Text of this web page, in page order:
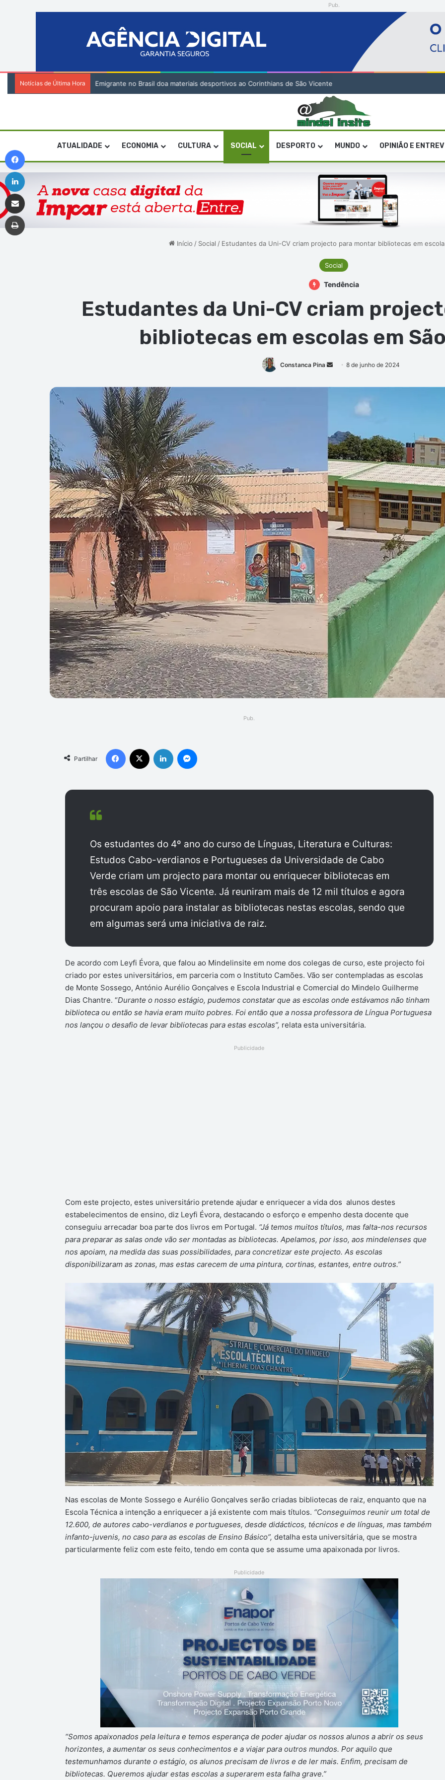
Pub.
Notícias de Última Hora Emigrante no Brasil doa materiais desportivos ao Corinthians de São Vicente
ATUALIDADE ECONOMIA CULTURA SOCIAL DESPORTO MUNDO OPINIÃO E
Início / Social / Estudantes da Uni-CV criam projecto para montar bibliotecas em
Social
Tendência
Estudantes da Uni-CV criam
bibliotecas em escolas em
Constanca Pina
Mande
e-
8 de junho de 2024
Pub.
Partilhar
Facebook Linkedin
Os estudantes do 4º ano do curso de Línguas, Literatura e Culturas:
Estudos Cabo-verdianos e Portugueses da Universidade de Cabo
Verde criam um projecto para montar ou enriquecer bibliotecas em
três escolas de São Vicente. Já reuniram mais de 12 mil títulos e agora
procuram apoio para instalar as bibliotecas nestas escolas, sendo que
em algumas será uma iniciativa de raiz.
De acordo com Leyfi Évora, que falou ao Mindelinsite em nome dos colegas de curso, este projecto foi
criado por estes universitários, em parceria com o Instituto Camões. Vão ser contempladas as escolas
de Monte Sossego, António Aurélio Gonçalves e Escola Industrial e Comercial do Mindelo Guilherme
Dias Chantre. “Durante o nosso estágio, pudemos constatar que as escolas onde estávamos não tinham
biblioteca ou então se havia eram muito pobres. Foi então que a nossa professora de Língua Portuguesa
nos lançou o desafio de levar bibliotecas para estas escolas”, relata esta universitária.
Publicidade
Com este projecto, estes universitário pretende ajudar e enriquecer a vida dos alunos destes
estabelecimentos de ensino, diz Leyfi Évora, destacando o esforço e empenho desta docente que
conseguiu arrecadar boa parte dos livros em Portugal. “Já temos muitos títulos, mas falta-nos recursos
para preparar as salas onde vão ser montadas as bibliotecas. Apelamos, por isso, aos mindelenses que
nos apoiam, na medida das suas possibilidades, para concretizar este projecto. As escolas
disponibilizaram as zonas, mas estas carecem de uma pintura, cortinas, estantes, entre outros.”
Nas escolas de Monte Sossego e Aurélio Gonçalves serão criadas bibliotecas de raiz, enquanto que na
Escola Técnica a intenção a enriquecer a já existente com mais títulos. “Conseguimos reunir um total de
12.600, de autores cabo-verdianos e portugueses, desde didácticos, técnicos e de línguas, mas também
infanto-juvenis, no caso para as escolas de Ensino Básico”, detalha esta universitária, que se mostra
particularmente feliz com este feito, tendo em conta que se assume uma apaixonada por livros.
Publicidade
“Somos apaixonados pela leitura e temos esperança de poder ajudar os nossos alunos a abrir os seus
horizontes, a aumentar os seus conhecimentos e a viajar para outros mundos. Por aquilo que
testemunhamos durante o estágio, os alunos precisam de livros e de ler mais. Enfim, precisam de
bibliotecas. Queremos ajudar estas escolas a superarem esta falha grave.”
Linkedin
Imprimir